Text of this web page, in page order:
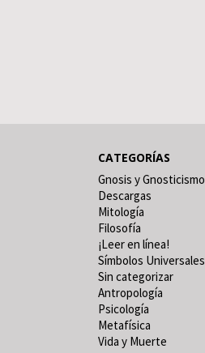
CATEGORÍAS
Gnosis y Gnosticismo
Descargas
Mitología
Filosofía
¡Leer en línea!
Símbolos Universales
Sin categorizar
Antropología
Psicología
Metafísica
Vida y Muerte